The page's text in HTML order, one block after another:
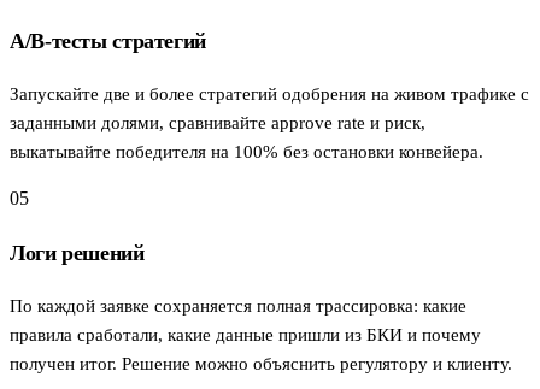
A/B-тесты стратегий
Запускайте две и более стратегий одобрения на живом трафике с
заданными долями, сравнивайте approve rate и риск,
выкатывайте победителя на 100% без остановки конвейера.
05
Логи решений
По каждой заявке сохраняется полная трассировка: какие
правила сработали, какие данные пришли из БКИ и почему
получен итог. Решение можно объяснить регулятору и клиенту.